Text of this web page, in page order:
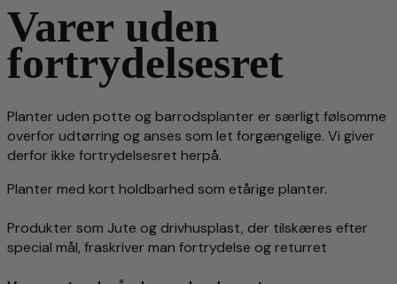
Varer uden
fortrydelsesret
Planter uden potte og barrodsplanter er særligt følsomme
overfor udtørring og anses som let forgængelige. Vi giver
derfor ikke fortrydelsesret herpå.
Planter med kort holdbarhed som etårige planter.
Produkter som Jute og drivhusplast, der tilskæres efter
special mål, fraskriver man fortrydelse og returret